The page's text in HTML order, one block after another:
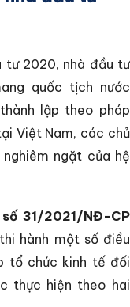
tư 2020, nhà đầu tư
quốc tịch nước
lập theo pháp
Việt Nam, các chủ
ngặt của hệ
31/2021/NĐ-CP
hành một số điều
tổ chức kinh tế đối
thực hiện theo hai